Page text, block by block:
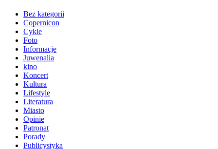
Bez kategorii
Copernicon
Cykle
Foto
Informacje
Juwenalia
kino
Koncert
Kultura
Lifestyle
Literatura
Miasto
Opinie
Patronat
Porady
Publicystyka